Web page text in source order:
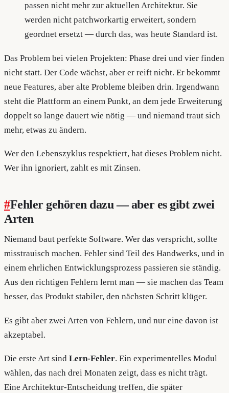
passen nicht mehr zur aktuellen Architektur. Sie
werden nicht patchworkartig erweitert, sondern
geordnet ersetzt — durch das, was heute Standard ist.
Das Problem bei vielen Projekten: Phase drei und vier finden
nicht statt. Der Code wächst, aber er reift nicht. Er bekommt
neue Features, aber alte Probleme bleiben drin. Irgendwann
steht die Plattform an einem Punkt, an dem jede Erweiterung
doppelt so lange dauert wie nötig — und niemand traut sich
mehr, etwas zu ändern.
Wer den Lebenszyklus respektiert, hat dieses Problem nicht.
Wer ihn ignoriert, zahlt es mit Zinsen.
#Fehler gehören dazu — aber es gibt zwei
Arten
Niemand baut perfekte Software. Wer das verspricht, sollte
misstrauisch machen. Fehler sind Teil des Handwerks, und in
einem ehrlichen Entwicklungsprozess passieren sie ständig.
Aus den richtigen Fehlern lernt man — sie machen das Team
besser, das Produkt stabiler, den nächsten Schritt klüger.
Es gibt aber zwei Arten von Fehlern, und nur eine davon ist
akzeptabel.
Die erste Art sind Lern-Fehler. Ein experimentelles Modul
wählen, das nach drei Monaten zeigt, dass es nicht trägt.
Eine Architektur-Entscheidung treffen, die später